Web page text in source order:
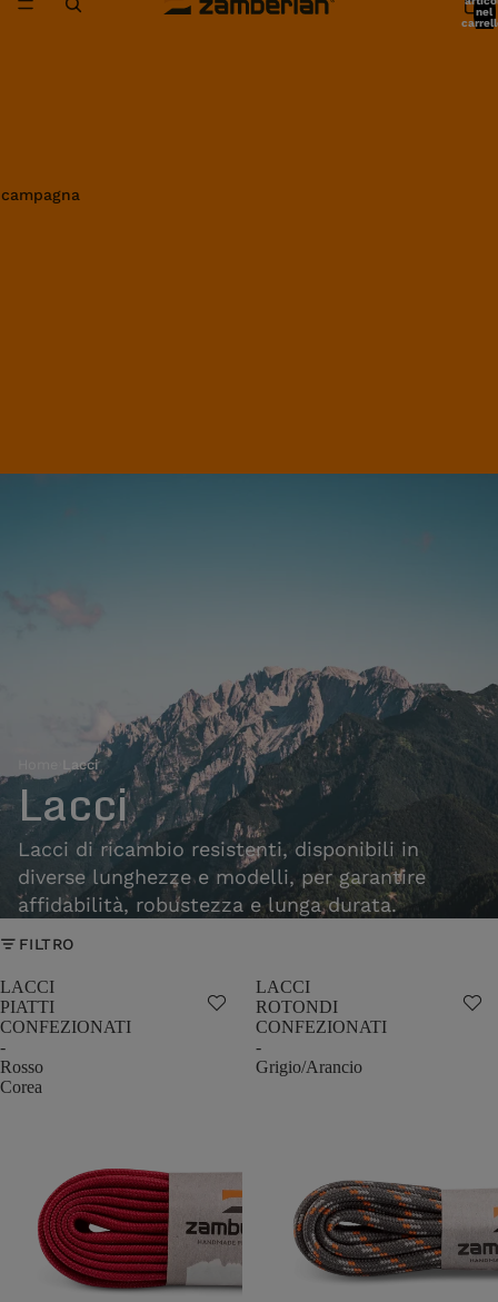
nel
Lacci
Lacci
Lacci di ricambio resistenti, disponibili in
diverse lunghezze e modelli, per garantire
affidabilità, robustezza e lunga durata.
FILTRO
LACCI
PIATTI
CONFEZIONATI
-
Rosso
Corea
LACCI
ROTONDI
CONFEZIONATI
-
Grigio/Arancio